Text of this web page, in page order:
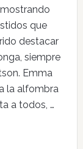
que
destacar
siempre
Emma
la alfombra
a todos, …